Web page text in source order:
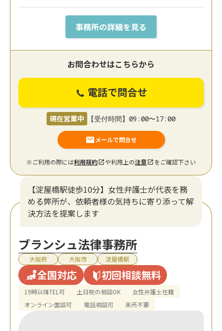
事務所の詳細を見る
お問合わせはこちらから
電話で問合せ
現在営業中 【受付時間】09:00〜17:00
メールで問合せ
※ご利用の際には利用規約 や利用上の注意 をご確認下さい
【淀屋橋駅徒歩10分】女性弁護士が代表を務
める弊所が、依頼者様の気持ちに寄り添って解
決方法を提案します
ブランシュ法律事務所
大阪府 大阪市 淀屋橋駅
全国対応 初回相談無料
19時以降TEL可 土日祝の相談OK
女性弁護士在籍
オンライン面談可
電話相談可 来所不要